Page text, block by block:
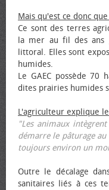
Mais qu'est ce donc
Ce sont des terres
la mer au fil des ans
littoral. Elles sont
humides.
Le GAEC possède 70
dites prairies humides
L'agriculteur explique
"Les animaux
démarre le pâturage
toujours environ un
Outre le décalage
sanitaires liés à ces